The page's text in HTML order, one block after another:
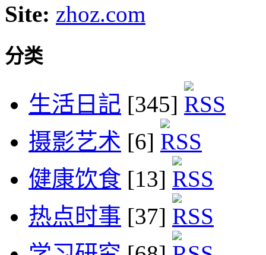
Site: zhoz.com
分类
生活日記 [345]
摄影艺术 [6]
健康饮食 [13]
热点时事 [37]